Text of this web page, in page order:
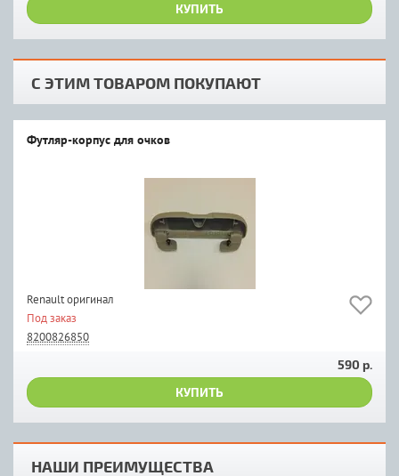
КУПИТЬ
С ЭТИМ ТОВАРОМ ПОКУПАЮТ
Футляр-корпус для очков
Renault оригинал
Под заказ
8200826850
590 р.
КУПИТЬ
НАШИ ПРЕИМУЩЕСТВА